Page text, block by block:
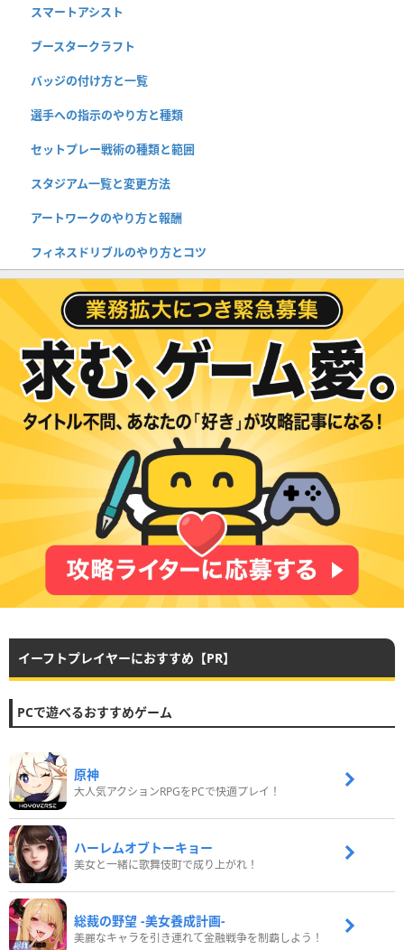
スマートアシスト
ブースタークラフト
バッジの付け方と一覧
選手への指示のやり方と種類
セットプレー戦術の種類と範囲
スタジアム一覧と変更方法
アートワークのやり方と報酬
フィネスドリブルのやり方とコツ
イーフトプレイヤーにおすすめ【PR】
PCで遊べるおすすめゲーム
原神
大人気アクションRPGをPCで快適プレイ！
ハーレムオブトーキョー
美女と一緒に歌舞伎町で成り上がれ！
総裁の野望 -美女養成計画-
美麗なキャラを引き連れて金融戦争を制覇しよう！